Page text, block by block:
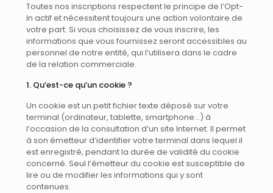
Toutes nos inscriptions respectent le principe de l’Opt-
In actif et nécessitent toujours une action volontaire de
votre part. Si vous choisissez de vous inscrire, les
informations que vous fournissez seront accessibles au
personnel de notre entité, qui l’utilisera dans le cadre
de la relation commerciale.
1. Qu’est-ce qu’un cookie ?
Un cookie est un petit fichier texte déposé sur votre
terminal (ordinateur, tablette, smartphone…) à
l’occasion de la consultation d’un site Internet. Il permet
à son émetteur d’identifier votre terminal dans lequel il
est enregistré, pendant la durée de validité du cookie
concerné. Seul l’émetteur du cookie est susceptible de
lire ou de modifier les informations qui y sont
contenues.